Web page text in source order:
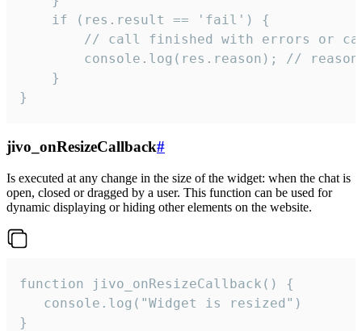
    if (res.result == 'fail') {
// call finished with errors or
console.log(res.reason); //
    }
}
jivo_onResizeCallback#
Is executed at any change in the size of the widget: when the chat is
open, closed or dragged by a user. This function can be used for
dynamic displaying or hiding other elements on the website.
function jivo_onResizeCallback() {
   console.log("Widget is resized")
}